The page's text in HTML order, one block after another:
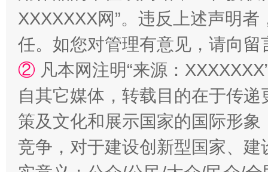
XXXXXXX网”。违反上述声明
任。如您对管理有意见，请向
② 凡本网注明“来源：
自其它媒体，转载目的在于传
策及文化和展示国家的国际形
竞争，对于建设创新型国家、